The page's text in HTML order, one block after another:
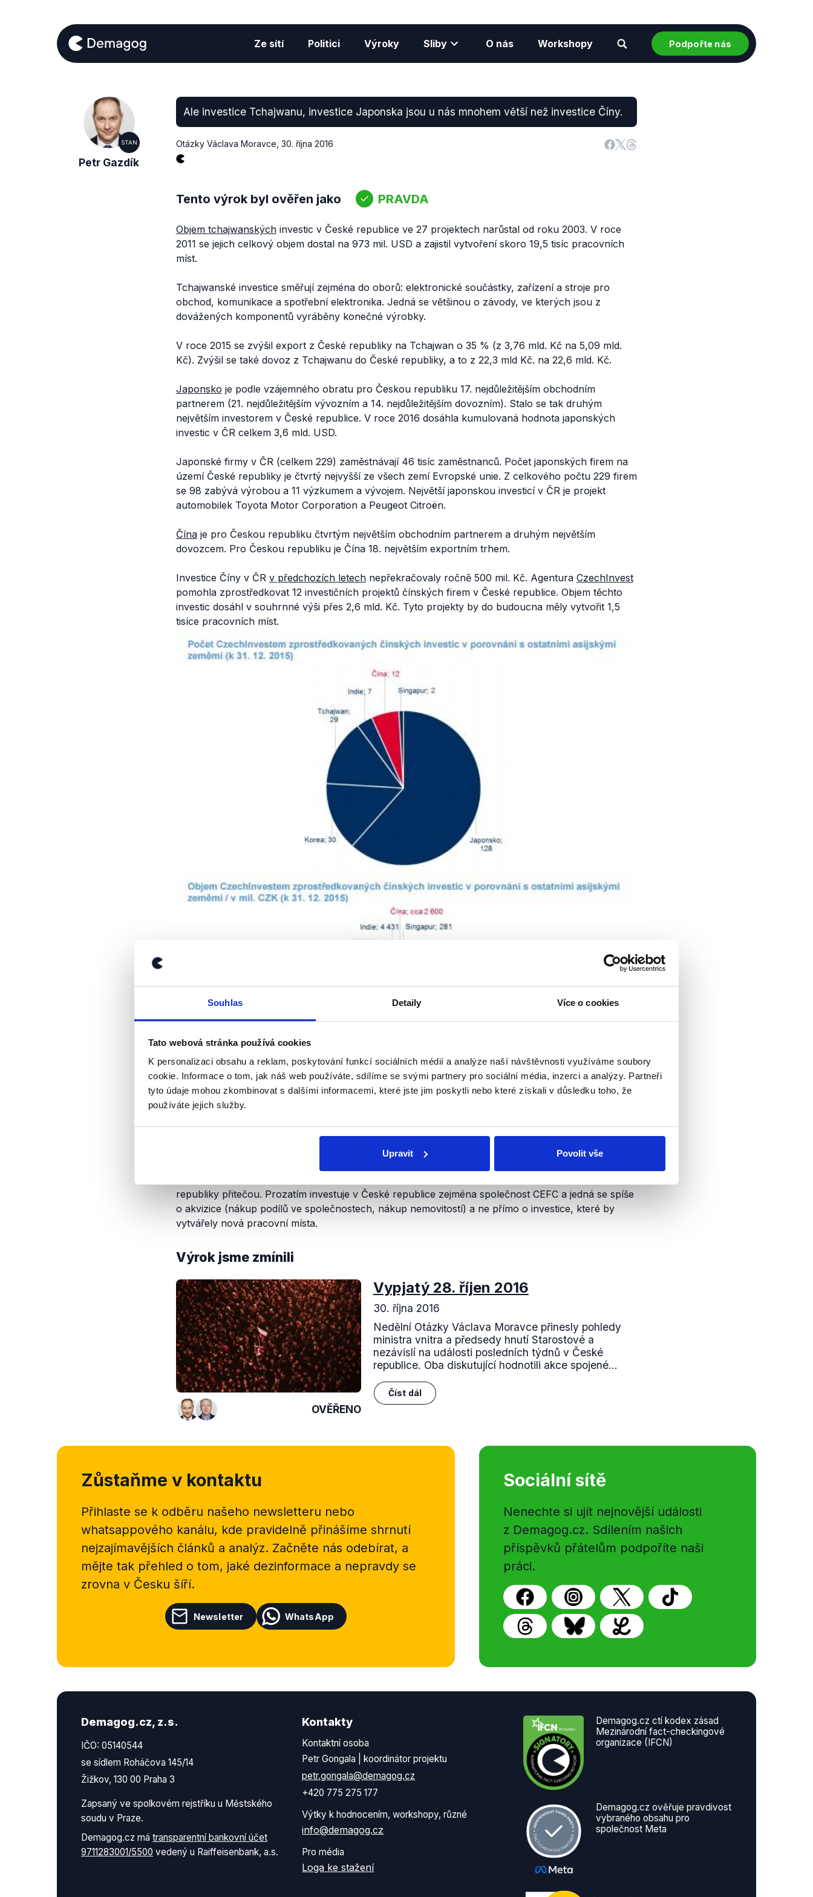
Souhlas Detaily Více o cookies
Tato webová stránka používá cookies
K personalizaci obsahu a reklam, poskytování funkcí sociálních médií a analýze naší návštěvnosti využíváme soubory
cookie. Informace o tom, jak náš web používáte, sdílíme se svými partnery pro sociální média, inzerci a analýzy. Partneři
tyto údaje mohou zkombinovat s dalšími informacemi, které jste jim poskytli nebo které získali v důsledku toho, že
používáte jejich služby.
Upravit Povolit vše
Ze sítí Politici Výroky Sliby O nás Workshopy Podpořte nás
STAN
Petr Gazdík
Ale investice Tchajwanu, investice Japonska jsou u nás mnohem větší než investice Číny.
Otázky Václava Moravce 30. října 2016
Tento výrok byl ověřen jako PRAVDA
Objem tchajwanskýchinvestic v České republice ve 27 projektech narůstal od roku 2003. V roce
2011 se jejich celkový objem dostal na 973 mil. USD a zajistil vytvoření skoro 19,5 tisíc pracovních
míst.
Tchajwanské investice směřují zejména do oborů: elektronické součástky, zařízení a stroje pro
obchod, komunikace a spotřební elektronika. Jedná se většinou o závody, ve kterých jsou z
dovážených komponentů vyráběny konečné výrobky.
V roce 2015 se zvýšil export z České republiky na Tchajwan o 35 % (z 3,76 mld. Kč na 5,09 mld.
Kč). Zvýšil se také dovoz z Tchajwanu do České republiky, a to z 22,3 mld Kč. na 22,6 mld. Kč.
Japonsko je podle vzájemného obratu pro Českou republiku 17. nejdůležitějším obchodním
partnerem (21. nejdůležitějším vývozním a 14. nejdůležitějším dovozním). Stalo se tak druhým
největším investorem v České republice. V roce 2016 dosáhla kumulovaná hodnota japonských
investic v ČR celkem 3,6 mld. USD.
Japonské firmy v ČR (celkem 229) zaměstnávají 46 tisíc zaměstnanců. Počet japonských firem na
území České republiky je čtvrtý nejvyšší ze všech zemí Evropské unie. Z celkového počtu 229 firem
se 98 zabývá výrobou a 11 výzkumem a vývojem. Největší japonskou investicí v ČR je projekt
automobilek Toyota Motor Corporation a Peugeot Citroën.
Čínaje pro Českou republiku čtvrtým největším obchodním partnerem a druhým největším
dovozcem. Pro Českou republiku je Čína 18. největším exportním trhem.
Investice Číny v ČR v předchozích letechnepřekračovaly ročně 500 mil. Kč. Agentura CzechInvest
pomohla zprostředkovat 12 investičních projektů čínských firem v České republice. Objem těchto
investic dosáhl v souhrnné výši přes 2,6 mld. Kč. Tyto projekty by do budoucna měly vytvořit 1,5
tisíce pracovních míst.
při příležitosti cesty prezidenta Čínské lidové republiky do ČR by do roku
republiky přitečou. Prozatím investuje v České republice zejména společnost CEFC a jedná se spíše
o akvizice (nákup podílů ve společnostech, nákup nemovitostí) a ne přímo o investice, které by
vytvářely nová pracovní místa.
Výrok jsme zmínili
OVĚŘENO
Vypjatý 28. říjen 2016
30. října 2016
Nedělní Otázky Václava Moravce přinesly pohledy
ministra vnitra a předsedy hnutí Starostové a
nezávislí na události posledních týdnů v České
republice. Oba diskutující hodnotili akce spojené...
Číst dál
Zůstaňme v kontaktu
Přihlaste se k odběru našeho newsletteru nebo
whatsappového kanálu, kde pravidelně přinášíme shrnutí
nejzajímavějších článků a analýz. Začněte nás odebírat, a
mějte tak přehled o tom, jaké dezinformace a nepravdy se
zrovna v Česku šíří.
Newsletter WhatsApp
Sociální sítě
Nenechte si ujít nejnovější události
z Demagog.cz. Sdílením našich
příspěvků přátelům podpoříte naši
práci.
Demagog.cz, z.s.
IČO: 05140544
se sídlem Roháčova 145/14
Žižkov, 130 00 Praha 3
Zapsaný ve spolkovém rejstříku u Městského
soudu v Praze.
Demagog.cz má transparentní bankovní účet
9711283001/5500 vedený u Raiffeisenbank, a.s.
Kontakty
Kontaktní osoba
Petr Gongala | koordinátor projektu
petr.gongala@demagog.cz
+420 775 275 177
Výtky k hodnocením, workshopy, různé
info@demagog.cz
Pro média
Loga ke stažení
Demagog.cz ctí kodex zásad
Mezinárodní fact-checkingové
organizace (IFCN)
Demagog.cz ověřuje pravdivost
vybraného obsahu pro
společnost Meta